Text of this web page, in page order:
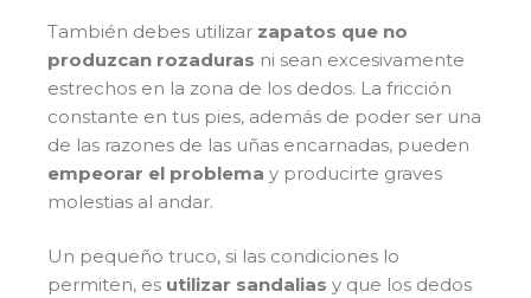
También debes utilizar zapatos que no
produzcan rozaduras ni sean excesivamente
estrechos en la zona de los dedos. La fricción
constante en tus pies, además de poder ser una
de las razones de las uñas encarnadas, pueden
empeorar el problema y producirte graves
molestias al andar.
Un pequeño truco, si las condiciones lo
permiten, es utilizar sandalias y que los dedos